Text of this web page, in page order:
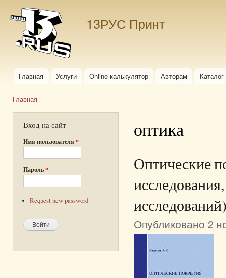
13РУС Принт
Главное меню
Главная Услуги Online-калькулятор Авторам
Главная
Вход на сайт
Имя пользователя *
Пароль*
Request new password
оптика
Оптические
Опубликовано 2